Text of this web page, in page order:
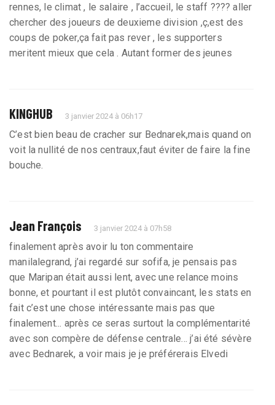
rennes, le climat , le salaire , l’accueil, le staff ???? aller
chercher des joueurs de deuxieme division ,ç,est des
coups de poker,ça fait pas rever , les supporters
meritent mieux que cela . Autant former des jeunes
KINGHUB 3 janvier 2024 à 06h17
C’est bien beau de cracher sur Bednarek,mais quand on
voit la nullité de nos centraux,faut éviter de faire la fine
bouche.
Jean François 3 janvier 2024 à 07h58
finalement après avoir lu ton commentaire
manilalegrand, j’ai regardé sur sofifa, je pensais pas
que Maripan était aussi lent, avec une relance moins
bonne, et pourtant il est plutôt convaincant, les stats en
fait c’est une chose intéressante mais pas que
finalement... après ce seras surtout la complémentarité
avec son compère de défense centrale... j’ai été sévère
avec Bednarek, a voir mais je je préférerais Elvedi